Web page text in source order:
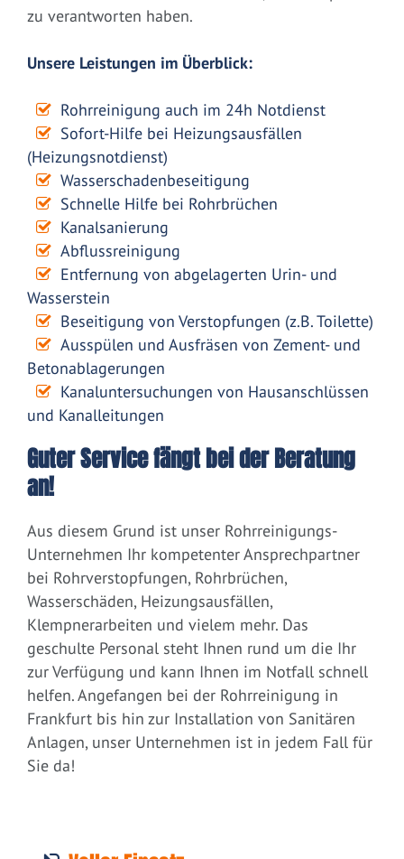
zu verantworten haben.
Unsere Leistungen im Überblick:
Rohrreinigung auch im 24h Notdienst
Sofort-Hilfe bei Heizungsausfällen
(Heizungsnotdienst)
Wasserschadenbeseitigung
Schnelle Hilfe bei Rohrbrüchen
Kanalsanierung
Abflussreinigung
Entfernung von abgelagerten Urin- und
Wasserstein
Beseitigung von Verstopfungen (z.B. Toilette)
Ausspülen und Ausfräsen von Zement- und
Betonablagerungen
Kanaluntersuchungen von Hausanschlüssen
und Kanalleitungen
Guter Service fängt bei der Beratung
an!
Aus diesem Grund ist unser Rohrreinigungs-
Unternehmen Ihr kompetenter Ansprechpartner
bei Rohrverstopfungen, Rohrbrüchen,
Wasserschäden, Heizungsausfällen,
Klempnerarbeiten und vielem mehr. Das
geschulte Personal steht Ihnen rund um die Ihr
zur Verfügung und kann Ihnen im Notfall schnell
helfen. Angefangen bei der Rohrreinigung in
Frankfurt bis hin zur Installation von Sanitären
Anlagen, unser Unternehmen ist in jedem Fall für
Sie da!